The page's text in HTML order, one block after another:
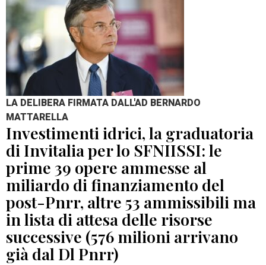
LA DELIBERA FIRMATA DALL'AD BERNARDO
MATTARELLA
Investimenti idrici, la graduatoria
di Invitalia per lo SFNIISSI: le
prime 39 opere ammesse al
miliardo di finanziamento del
post-Pnrr, altre 53 ammissibili ma
in lista di attesa delle risorse
successive (576 milioni arrivano
già dal Dl Pnrr)